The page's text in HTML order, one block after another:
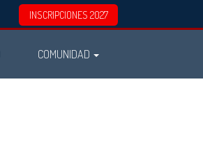
INSCRIPCIONES 2027
COMUNIDAD